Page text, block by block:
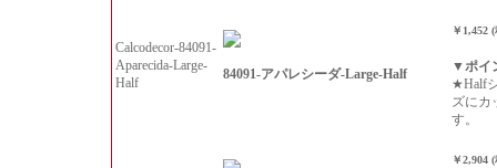
Calcodecor-84091-
Aparecida-Large-
Half
84091-アパレシーダ-Large-Half
￥1,452
▼ポイ
★Half
ズにカ
す。
￥2,904